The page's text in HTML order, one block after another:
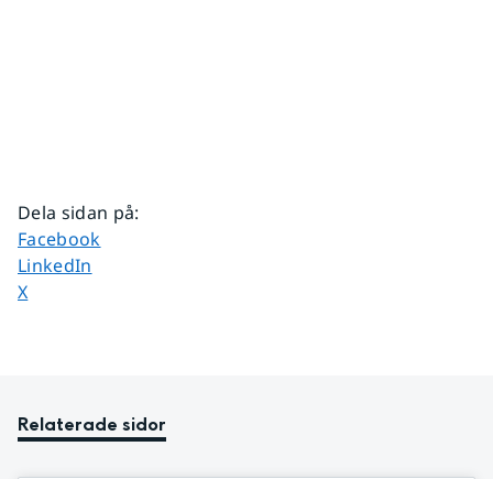
Dela sidan på:
Dela sidan på
Facebook
Dela sidan på
LinkedIn
Dela sidan på
X
Relaterade sidor